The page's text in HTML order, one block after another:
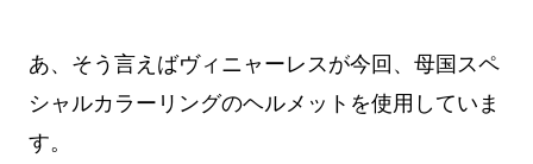
あ、そう言えばヴィニャーレスが今回、母国スペ
シャルカラーリングのヘルメットを使用していま
す。